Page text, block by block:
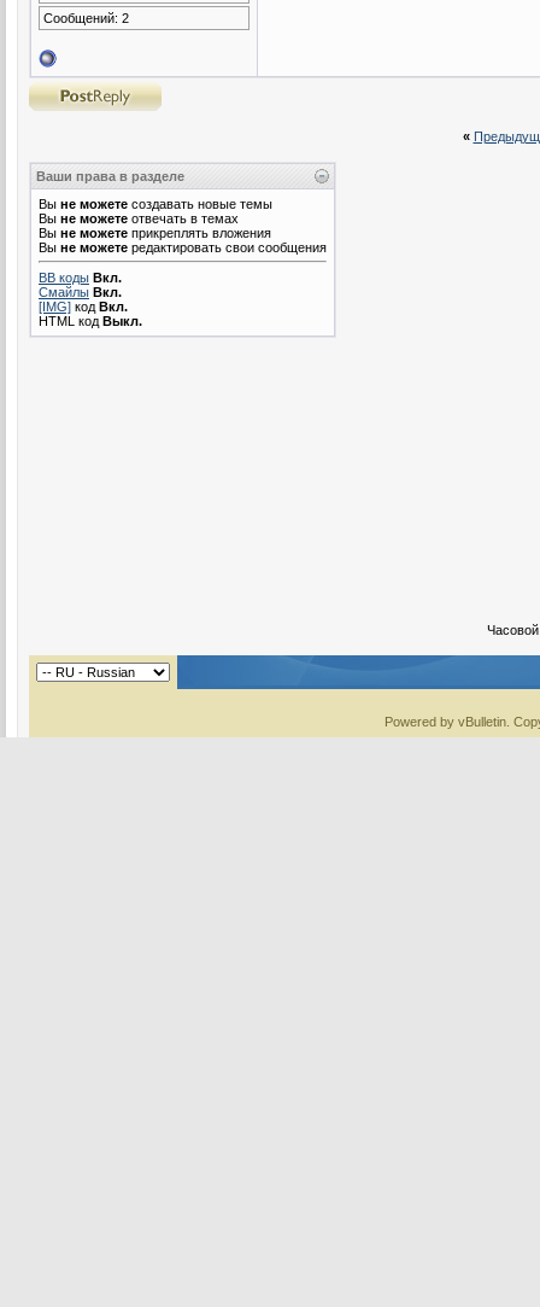
Сообщений: 2
«
Ваши права в разделе
Вы не можете создавать новые темы
Вы не можете отвечать в темах
Вы не можете прикреплять вложения
Вы не можете редактировать свои сообщения
BB коды Вкл.
Смайлы Вкл.
[IMG] код Вкл.
HTML код Выкл.
Powered by vBulletin.